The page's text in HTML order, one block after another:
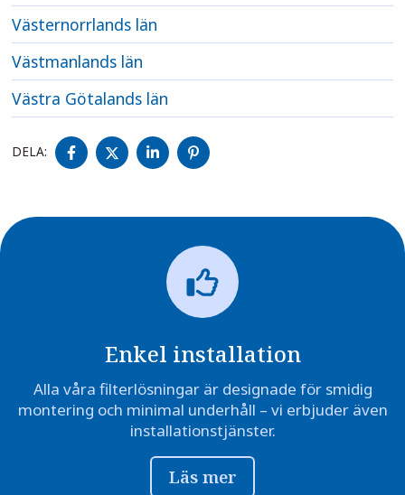
Västernorrlands län
Västmanlands län
Västra Götalands län
DELA:
DELA
PÅ
DELA
PÅ
DELA
PÅ
DELA
PÅ
Enkel installation
Alla våra filterlösningar är designade för smidig
montering och minimal underhåll – vi erbjuder även
installationstjänster.
Läs mer